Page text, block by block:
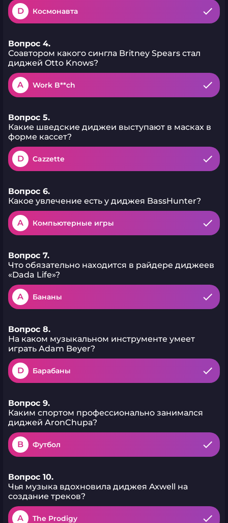
D Космонавта
Вопрос 4.
Соавтором какого сингла Britney Spears стал
диджей Otto Knows?
A Work B**ch
Вопрос 5.
Какие шведские диджеи выступают в масках в
форме кассет?
D Cazzette
Вопрос 6.
Какое увлечение есть у диджея BassHunter?
A Компьютерные игры
Вопрос 7.
Что обязательно находится в райдере диджеев
«Dada Life»?
A Бананы
Вопрос 8.
На каком музыкальном инструменте умеет
играть Adam Beyer?
D Барабаны
Вопрос 9.
Каким спортом профессионально занимался
диджей AronChupa?
B Футбол
Вопрос 10.
Чья музыка вдохновила диджея Axwell на
создание треков?
A The Prodigy